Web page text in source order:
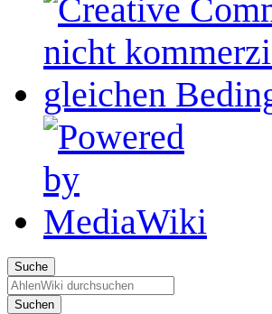
Suche
Suchen